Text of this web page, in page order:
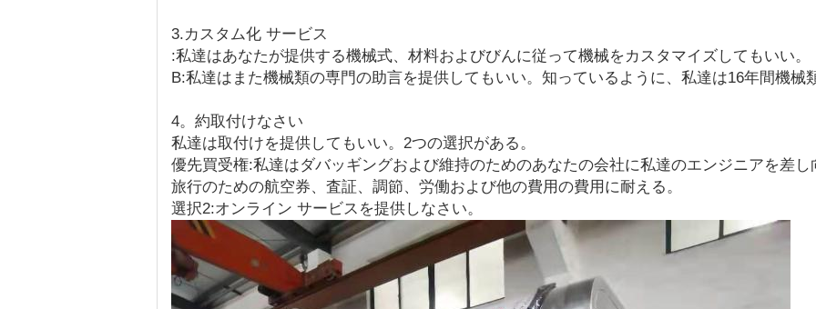
3.カスタム化 サービス
:私達はあなたが提供する機械式、材料およびびんに従って機械をカスタマイズしてもいい。
B:私達はまた機械類の専門の助言を提供してもいい。知っているように、私達は16年間機械
4。約取付けなさい
私達は取付けを提供してもいい。2つの選択がある。
優先買受権:私達はダバッギングおよび維持のためのあなたの会社に私達のエンジニアを差
旅行のための航空券、査証、調節、労働および他の費用の費用に耐える。
選択2:オンライン サービスを提供しなさい。